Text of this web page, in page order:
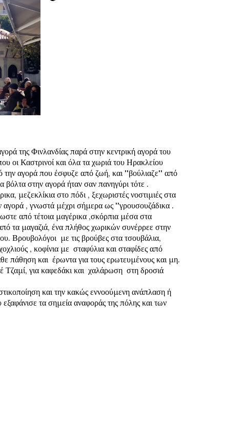
της Φινλανδίας παρά στην κεντρική αγορά του
οι Καστρινοί και όλα τα χωριά του Ηρακλείου
την αγορά που έσφυζε από ζωή, και ''βούλιαζε'' από
βόλτα στην αγορά ήταν σαν πανηγύρι τότε .
μεζεκλίκια στο πόδι , ξεχωριστές νοστιμιές στα
αγορά , γνωστά μέχρι σήμερα ως ''γρουσουζάδικα .
από τέτοια μαγέρικα ,σκόρπια μέσα στα
τα μαγαζιά, ένα πλήθος χωρικών συνέρρεε στην
Βρουβολόγοι  με τις βρούβες στα τσουβάλια,
, κοφίνια με  σταφύλια και σταφίδες από
για καφεδάκι και  χαλάρωση  στη δροσιά
και την κακώς εννοούμενη ανάπλαση ή
τα σημεία αναφοράς της πόλης και των